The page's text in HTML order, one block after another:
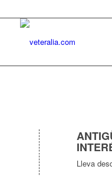
Lleva